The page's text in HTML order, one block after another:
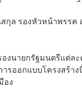
ล รองหัวหน้าพรรค
งนายกรัฐมนตรีแต่ละ
รออกแบบโครงสร้า
อง